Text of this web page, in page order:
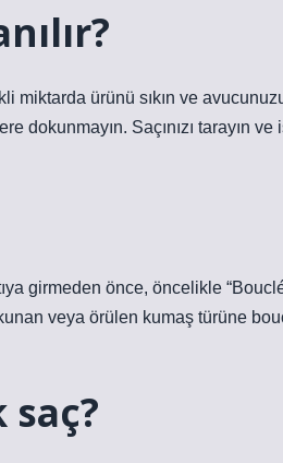
miktarda ürünü sıkın ve
dokunmayın. Saçınızı tarayın
girmeden önce, öncelikle
veya örülen kumaş türüne